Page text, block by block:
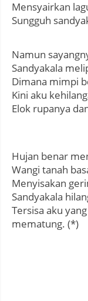
Mensyairkan
Sungguh
Namun
Sandyakala
Dimana mimpi
Kini aku
Elok rupanya
Hujan benar
Wangi tanah
Menyisakan
Sandyakala
Tersisa aku
mematung. (*)